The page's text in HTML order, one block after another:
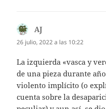
AJ
26 julio, 2022 a las 10:22
La izquierda «vasca y
de una pieza durante
violento implícito (o
cuenta sobre la